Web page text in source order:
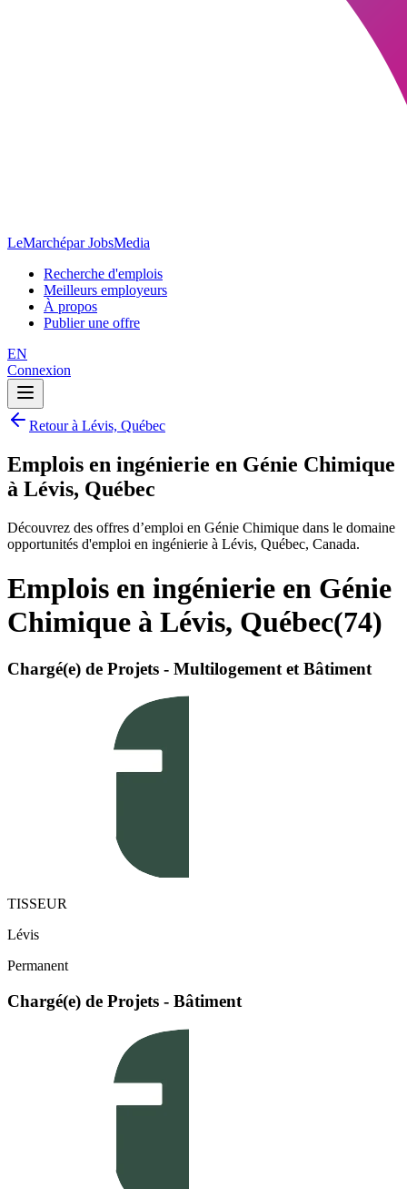
LeMarchépar JobsMedia
Recherche d'emplois
Meilleurs employeurs
À propos
Publier une offre
EN
Connexion
Retour à Lévis, Québec
Emplois en ingénierie en Génie Chimique
à Lévis, Québec
Découvrez des offres d’emploi en Génie Chimique dans le domaine
opportunités d'emploi en ingénierie à Lévis, Québec, Canada.
Emplois en ingénierie en Génie
Chimique à Lévis, Québec(74)
Chargé(e) de Projets - Multilogement et Bâtiment
TISSEUR
Lévis
Permanent
Chargé(e) de Projets - Bâtiment